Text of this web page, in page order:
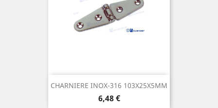
CHARNIERE INOX-316 103X25X5MM
Prix
6,48 €